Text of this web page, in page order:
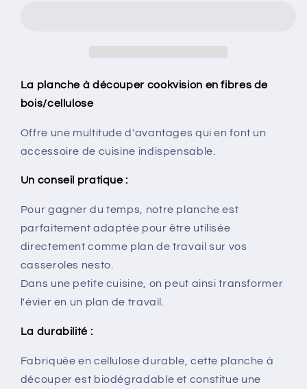
cm
cm
La planche à découper cookvision en fibres de
bois/cellulose
Offre une multitude d'avantages qui en font un
accessoire de cuisine indispensable.
Un conseil pratique :
Pour gagner du temps, notre planche est
parfaitement adaptée pour être utilisée
directement comme plan de travail sur vos
casseroles nesto.
Dans une petite cuisine, on peut ainsi transformer
l'évier en un plan de travail.
La durabilité :
Fabriquée en cellulose durable, cette planche à
découper est biodégradable et constitue une